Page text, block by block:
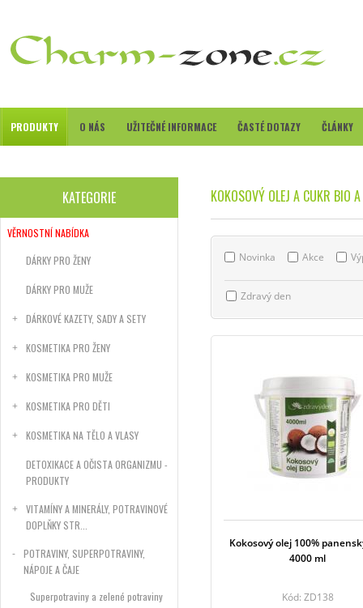
PRODUKTY O NÁS UŽITEČNÉ INFORMACE ČASTÉ DOTAZY ČLÁNKY
KATEGORIE
VĚRNOSTNÍ NABÍDKA
DÁRKY PRO ŽENY
DÁRKY PRO MUŽE
DÁRKOVÉ KAZETY, SADY A SETY
KOSMETIKA PRO ŽENY
KOSMETIKA PRO MUŽE
KOSMETIKA PRO DĚTI
KOSMETIKA NA TĚLO A VLASY
DETOXIKACE A OČISTA ORGANIZMU -
PRODUKTY
VITAMÍNY A MINERÁLY, POTRAVINOVÉ
DOPLŇKY STR...
POTRAVINY, SUPERPOTRAVINY,
NÁPOJE A ČAJE
Superpotraviny a zelené potraviny
KOKOSOVÝ OLEJ A CUKR BIO
Novinka Akce
Zdravý den
Kokosový olej 100%
4000 ml
Kód: ZD138